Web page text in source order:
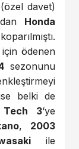
davet)
Honda
ödenen
sezonunu
belki de
Tech 3‘ye
, 2003
ile